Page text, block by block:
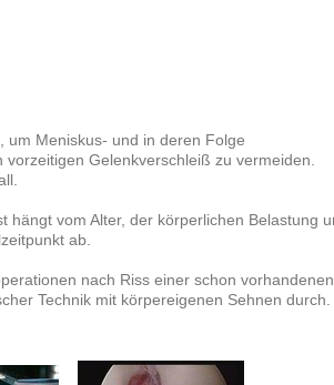
um Meniskus- und in deren Folge
Gelenkverschleiß zu vermeiden.
hängt vom Alter, der körperlichen Belastung
ab.
nach Riss einer schon vorhandenen
Technik mit körpereigenen Sehnen durch.